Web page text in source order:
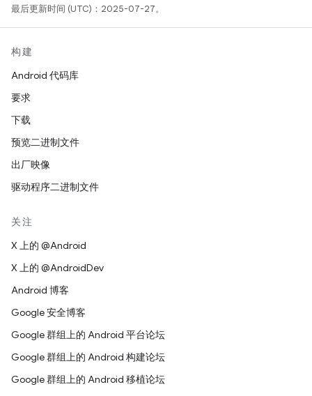
最后更新时间 (UTC)：2025-07-27。
构建
Android 代码库
要求
下载
预览二进制文件
出厂映像
驱动程序二进制文件
关注
X 上的 @Android
X 上的 @AndroidDev
Android 博客
Google 安全博客
Google 群组上的 Android 平台论坛
Google 群组上的 Android 构建论坛
Google 群组上的 Android 移植论坛